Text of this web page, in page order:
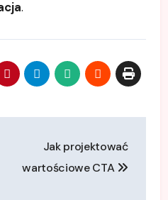
.
Jak projektować
wartościowe CTA